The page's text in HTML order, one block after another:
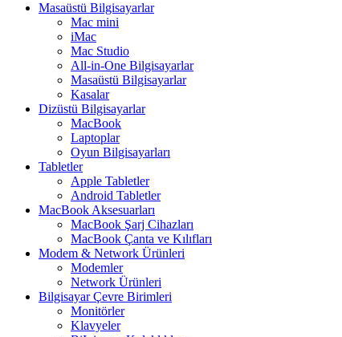
Masaüstü Bilgisayarlar
Mac mini
iMac
Mac Studio
All-in-One Bilgisayarlar
Masaüstü Bilgisayarlar
Kasalar
Dizüstü Bilgisayarlar
MacBook
Laptoplar
Oyun Bilgisayarları
Tabletler
Apple Tabletler
Android Tabletler
MacBook Aksesuarları
MacBook Şarj Cihazları
MacBook Çanta ve Kılıfları
Modem & Network Ürünleri
Modemler
Network Ürünleri
Bilgisayar Çevre Birimleri
Monitörler
Klavyeler